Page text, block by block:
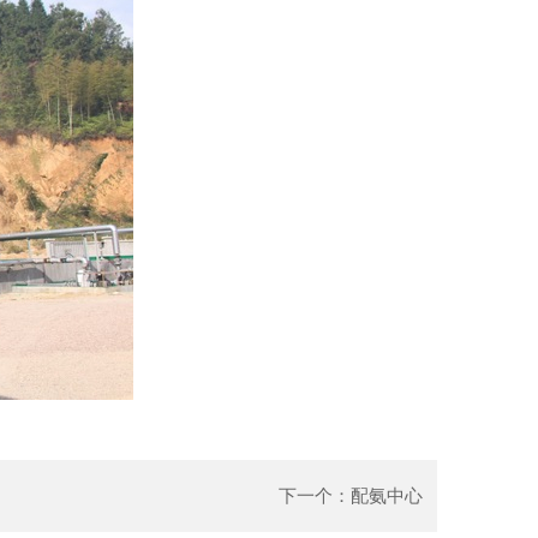
下一个： 配氨中心